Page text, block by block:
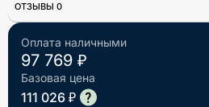
Оплата наличными
97 769 ₽
Базовая цена
111 026 ₽
ОТЗЫВЫ 0